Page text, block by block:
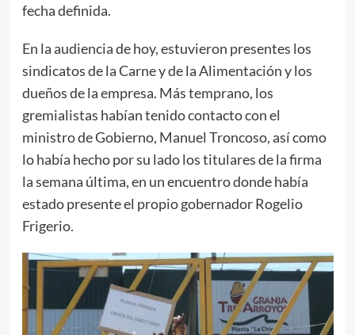
fecha definida.
En la audiencia de hoy, estuvieron presentes los
sindicatos de la Carne y de la Alimentación y los
dueños de la empresa. Más temprano, los
gremialistas habían tenido contacto con el
ministro de Gobierno, Manuel Troncoso, así como
lo había hecho por su lado los titulares de la firma
la semana última, en un encuentro donde había
estado presente el propio gobernador Rogelio
Frigerio.